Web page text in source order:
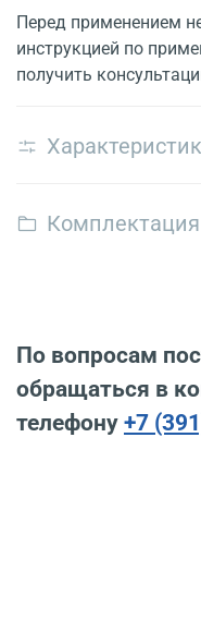
Перед применением
инструкцией по
получить
Комплектация
По вопросам
обращаться в
телефону +7